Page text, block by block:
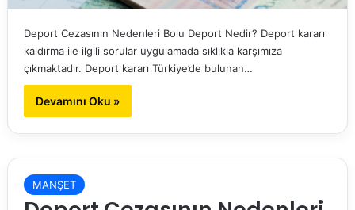
Deport Cezasının Nedenleri Bolu Deport Nedir? Deport kararı
kaldırma ile ilgili sorular uygulamada sıklıkla karşımıza
çıkmaktadır. Deport kararı Türkiye’de bulunan…
Devamını Oku »
MANŞET